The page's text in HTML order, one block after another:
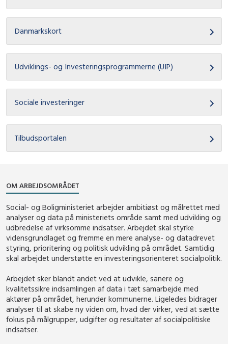
Danmarkskort
Udviklings- og Investeringsprogrammerne (UIP)
Sociale investeringer
Tilbudsportalen
OM ARBEJDSOMRÅDET
Social- og Boligministeriet arbejder ambitiøst og målrettet med
analyser og data på ministeriets område samt med udvikling og
udbredelse af virksomme indsatser. Arbejdet skal styrke
vidensgrundlaget og fremme en mere analyse- og datadrevet
styring, prioritering og politisk udvikling på området. Samtidig
skal arbejdet understøtte en investeringsorienteret socialpolitik.
Arbejdet sker blandt andet ved at udvikle, sanere og
kvalitetssikre indsamlingen af data i tæt samarbejde med
aktører på området, herunder kommunerne. Ligeledes bidrager
analyser til at skabe ny viden om, hvad der virker, ved at sætte
fokus på målgrupper, udgifter og resultater af socialpolitiske
indsatser.